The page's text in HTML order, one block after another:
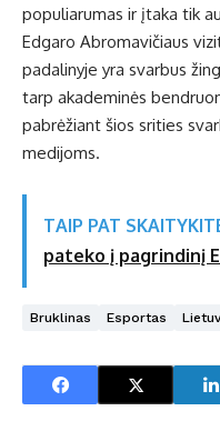
populiarumas ir įtaka tik
Edgaro Abromavičiaus
padalinyje yra svarbus
tarp akademinės
pabrėžiant šios srities
medijoms.
TAIP PAT
pateko į pagrindinį
Bruklinas Esportas